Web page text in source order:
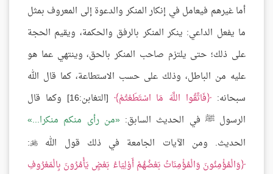
أما غيرهم فيعامل في إنكار المنكر والدعوة إلى المعروف بمثل
ما يفعل الداعي: ينكر المنكر بالرفق والحكمة، ويقيم الحجة
على ذلك؛ حتى يلتزم صاحب المنكر بالحق، وينتهي عما هو
عليه من الباطل، وذلك على حسب الاستطاعة، كما قال الله
سبحانه:
فَاتَّقُوا اللَّهَ مَا اسْتَطَعْتُمْ
[التغابن:16] وكما قال
الرسول ﷺ في الحديث السابق: من رأى منكم منكرا...
الحديث. ومن الآيات الجامعة في ذلك قول الله

:
وَالْمُؤْمِنُونَ وَالْمُؤْمِنَاتُ بَعْضُهُمْ أَوْلِيَاءُ بَعْضٍ يَأْمُرُونَ بِالْمَعْرُوفِ